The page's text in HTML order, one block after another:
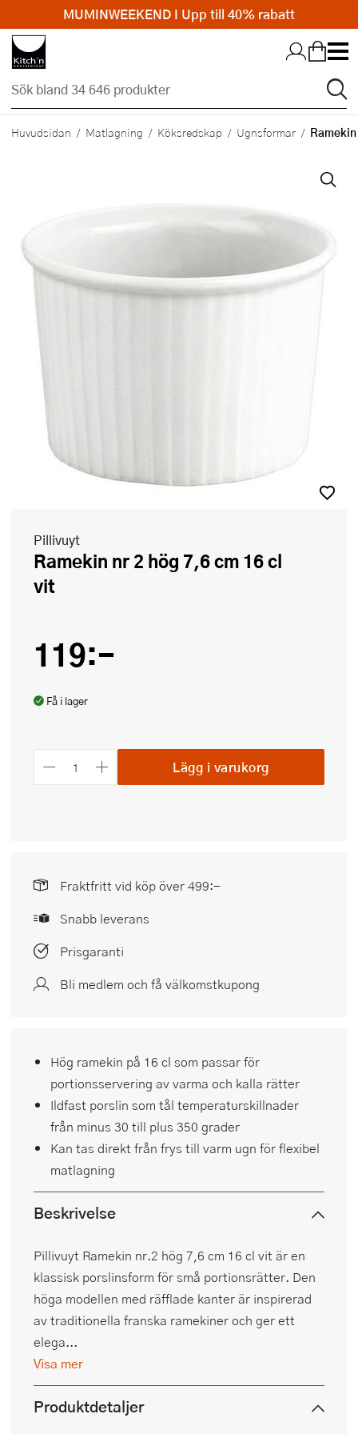
Hopp till huvudinnehållet
Huvudsidan Matlagning Köksredskap Ugnsformar
Pillivuyt
Ramekin nr 2 hög 7,6 cm 16 cl
vit
119:-
Få i lager
Lägg i varukorg
Fraktfritt vid köp över 499:-
Snabb leverans
Prisgaranti
Bli medlem och få välkomstkupong
Hög ramekin på 16 cl som passar för
portionsservering av varma och kalla rätter
Ildfast porslin som tål temperaturskillnader
från minus 30 till plus 350 grader
Kan tas direkt från frys till varm ugn för flexibel
matlagning
Beskrivelse
Pillivuyt Ramekin nr.2 hög 7,6 cm 16 cl vit är en
klassisk porslinsform för små portionsrätter. Den
höga modellen med räfflade kanter är inspirerad
av traditionella franska ramekiner och ger ett
elega...
Visa mer
Produktdetaljer
MUMINWEEKEND I Upp till 40% rabatt